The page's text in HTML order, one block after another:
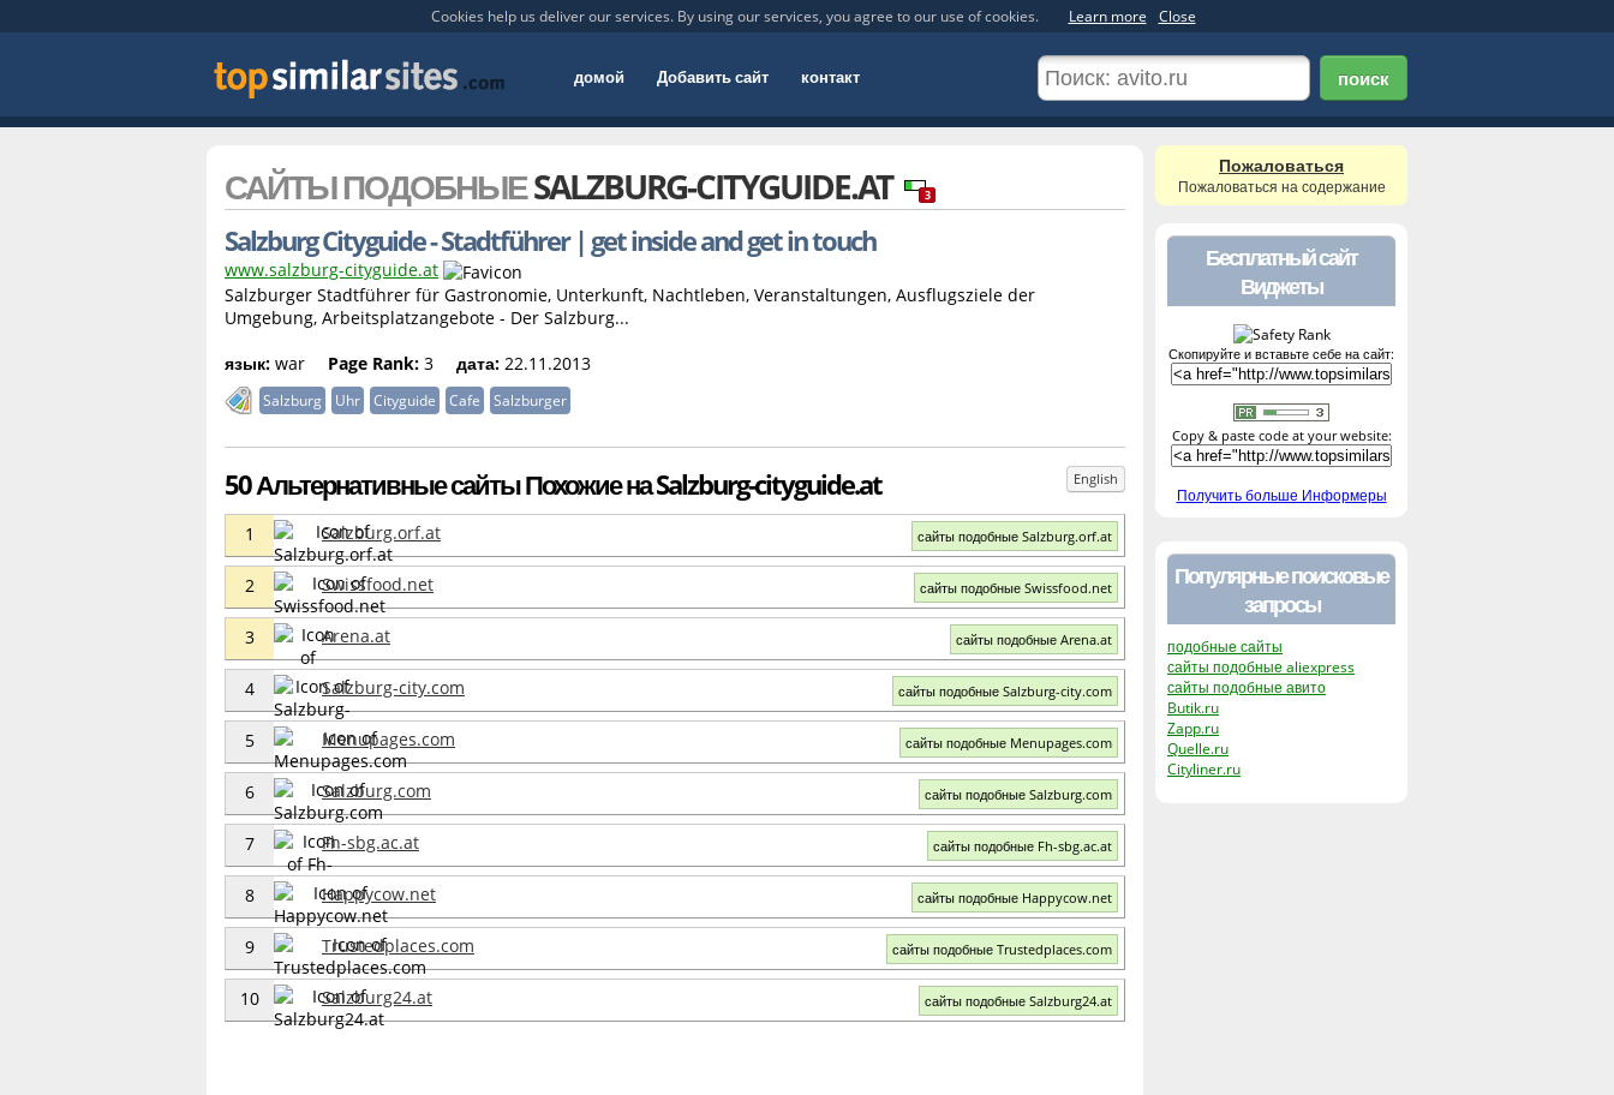
Cookies help us deliver our services. By using our services, you agree to our use of cookies. Learn more Close
домой Добавить сайт контакт поиск
САЙТЫ ПОДОБНЫЕSALZBURG-CITYGUIDE.AT 3
Salzburg Cityguide - Stadtführer | get inside and get in touch
www.salzburg-cityguide.at
Salzburger Stadtführer für Gastronomie, Unterkunft, Nachtleben, Veranstaltungen, Ausflugsziele der
Umgebung, Arbeitsplatzangebote - Der Salzburg...
язык: war Page Rank: 3 дата: 22.11.2013
Salzburg Uhr Cityguide Cafe Salzburger
50 Альтернативные сайты Похожие на Salzburg-cityguide.at English
1 Salzburg.orf.at сайты подобные Salzburg.orf.at
2 Swissfood.net сайты подобные Swissfood.net
3 Arena.at сайты подобные Arena.at
4 Salzburg-city.com сайты подобные Salzburg-city.com
5 Menupages.com сайты подобные Menupages.com
6 Salzburg.com сайты подобные Salzburg.com
7 Fh-sbg.ac.at сайты подобные Fh-sbg.ac.at
8 Happycow.net сайты подобные Happycow.net
9 Trustedplaces.com сайты подобные Trustedplaces.com
10 Salzburg24.at сайты подобные Salzburg24.at
Пожаловаться
Пожаловаться на содержание
Бесплатный сайт
Виджеты
Скопируйте и вставьте себе на сайт:
Copy & paste code at your website:
Получить больше Информеры
Популярные поисковые
запросы
подобные сайты
сайты подобные aliexpress
сайты подобные авито
Butik.ru
Zapp.ru
Quelle.ru
Cityliner.ru